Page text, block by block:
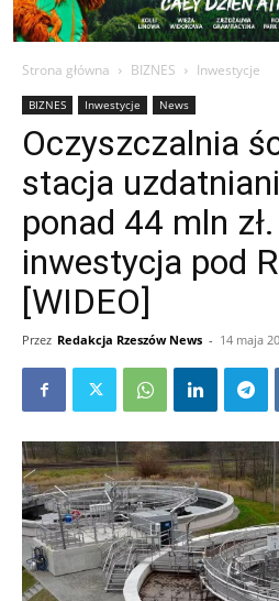
Strona główna BIZNES Inwestycje
BIZNES Inwestycje News
Oczyszczalnia
stacja
ponad 44 mln
inwestycja pod
[WIDEO]
Przez Redakcja Rzeszów News - 14 maja